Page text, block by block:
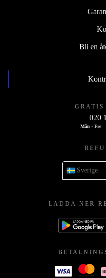
Bli en
020
Mån - Fre
Sverige
LADDA NER